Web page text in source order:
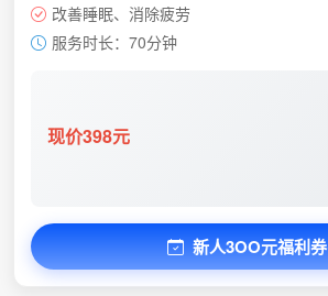
改善睡眠、消除疲劳
服务时长：70分钟
现价398元
新人3OO元福利券